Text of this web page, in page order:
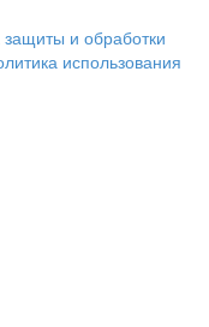
защиты и обработки
использования